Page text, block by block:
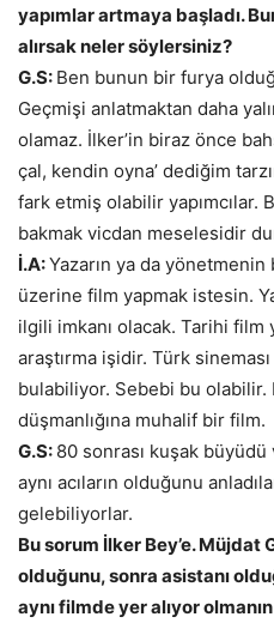
yapımlar artmaya başladı.
alırsak neler söylersiniz?
G.S: Ben bunun bir furya
Geçmişi anlatmaktan daha
olamaz. İlker’in biraz önce
çal, kendin oyna’ dediğim
fark etmiş olabilir yapımcılar.
bakmak vicdan meselesidir
İ.A:Yazarın ya da
üzerine film yapmak istesin.
ilgili imkanı olacak. Tarihi film
araştırma işidir. Türk
bulabiliyor. Sebebi bu
düşmanlığına muhalif bir film.
G.S: 80 sonrası kuşak
aynı acıların olduğunu
gelebiliyorlar.
Bu sorum İlker Bey’e. Müjdat
olduğunu, sonra asistanı
aynı filmde yer alıyor